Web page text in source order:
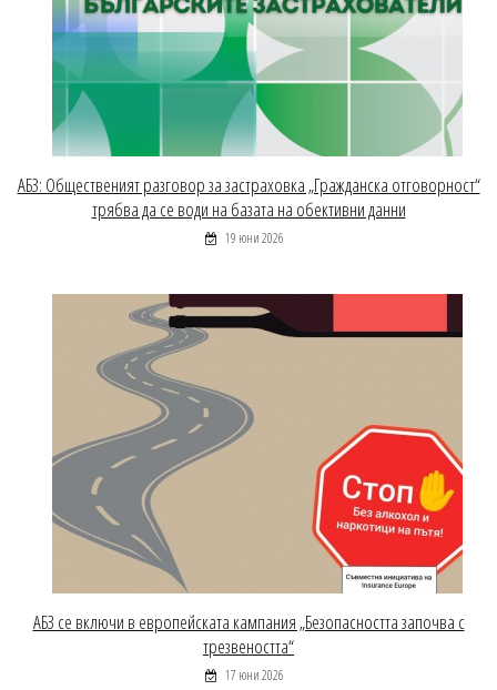
АБЗ: Общественият разговор за застраховка „Гражданска отговорност“
трябва да се води на базата на обективни данни
19 юни 2026
АБЗ се включи в европейската кампания „Безопасността започва с
трезвеността“
17 юни 2026